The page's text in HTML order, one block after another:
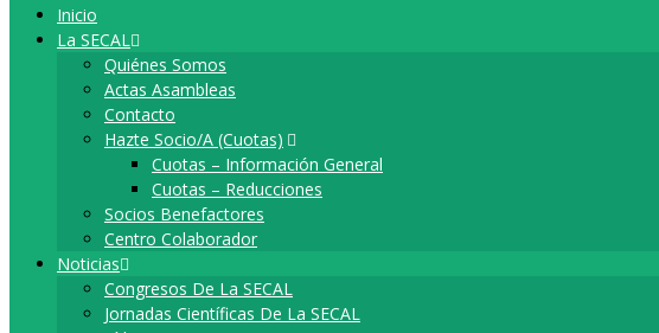
Inicio
La SECAL
Quiénes Somos
Actas Asambleas
Contacto
Hazte Socio/a (cuotas)
Cuotas – Información General
Cuotas – Reducciones
Socios Benefactores
Centro Colaborador
Noticias
Congresos De La SECAL
Jornadas Científicas De La SECAL